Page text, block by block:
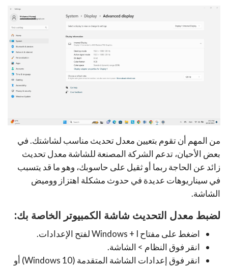
من المهم أن تقوم بتعيين معدل تحديث مناسب لشاشتك. في
بعض الأحيان، تدعم الشركة المصنعة للشاشة معدل تحديث
زائد عن الحاجة ربما أو ثقيل على حاسوبك، وهو ما قد يتسبب
في سيناريوهات عديدة في حدوث مشكلة اهتزاز ووميض
الشاشة.
لضبط معدل التحديث شاشة الكمبيوتر الخاصة بك:
اضغط على مفتاح Windows + I لفتح الإعدادات.
انقر فوق النظام > الشاشة.
انقر فوق إعدادات الشاشة المتقدمة (Windows 10) أو